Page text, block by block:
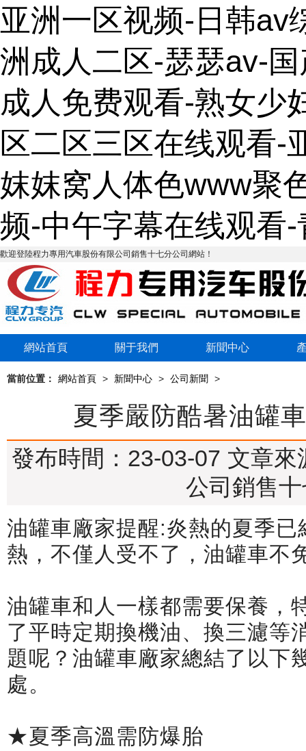
亚洲一区视频-日韩av
洲成人二区-瑟瑟av-
成人免费观看-熟女少
区二区三区在线观看-
妺妺窝人体色www聚
频-中午字幕在线观看
歡迎登陸程力專用汽車股份有限公司銷售十七分公司網站！
網站首頁 關于我們 新聞中心
當前位置： 網站首頁 > 新聞中心 > 公司新聞 >
夏季嚴防酷暑油罐
發布時間：23-03-07 文章來
公司銷售
油罐車廠家提醒:炎熱的夏季
熱，不僅人受不了，油罐車不
油罐車和人一樣都需要保養，
了平時定期換機油、換三濾等
題呢？油罐車廠家總結了以下
處。
★夏季高溫需防爆胎